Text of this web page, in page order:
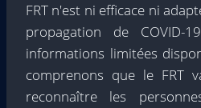
FRT n'est ni efficace ni
propagation de
informations limitées
comprenons que le FRT
reconnaître les